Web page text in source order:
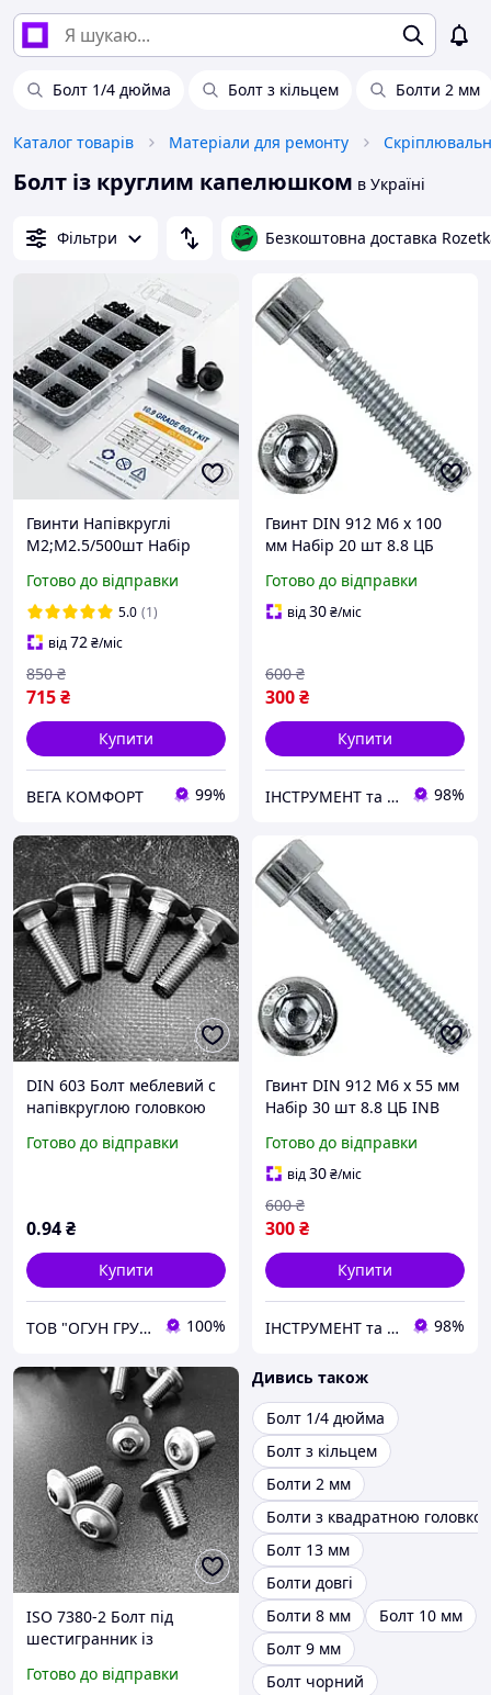
Болт 1/4 дюйма Болт з кільцем Болти 2 мм
Каталог товарів Матеріали для ремонту
Болт із круглим капелюшком в Україні
Фільтри Безкоштовна доставка
Гвинти Напівкруглі
М2;М2.5/500шт Набір
Кріплення ISO-73801 Spec
(SP-0674503)
Готово до відправки
5.0 (1)
від72₴/міс
715₴
850 ₴
Купити
ВЕГА КОМФОРТ 99%
Гвинт DIN 912 М6 х 100
мм Набір 20 шт 8.8 ЦБ
Готово до відправки
від30₴/міс
300₴
600 ₴
Купити
ІНСТРУМЕНТ та МЕТИЗИ 98%
DIN 603 Болт меблевий с
напівкруглою головкою
Готово до відправки
0.94₴
Купити
ТОВ "ОГУН ГРУП" 100%
Гвинт DIN 912 М6 х 55 мм
Набір 30 шт 8.8 ЦБ INB
Готово до відправки
від30₴/міс
300₴
600 ₴
Купити
ІНСТРУМЕНТ та МЕТИЗИ 98%
ISO 7380-2 Болт під
шестигранник із
10.9 цинк
Готово до відправки
Дивись також
Болт 1/4 дюйма
Болт з кільцем
Болти 2 мм
Болти з квадратною
Болт 13 мм
Болти довгі
Болти 8 мм
Болт 10 мм
Болт 9 мм
Болт чорний